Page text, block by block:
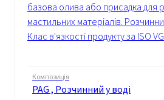
базова олива або присадка для
мастильних матеріалів.
Клас в'язкості продукту за ISO
Композиція
PAG , Розчинний у воді